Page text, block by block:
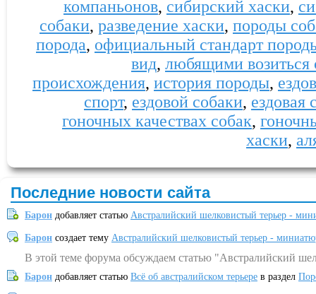
компаньонов, сибирский хаски,
собаки, разведение хаски, породы
порода, официальный стандарт
вид, любящими возиться
происхождения, история породы,
спорт, ездовой собаки, ездовая
гоночных качествах собак,
хаски,
Последние новости сайта
Барон добавляет статью Австралийский шелковистый терьер -
Барон создает тему Австралийский шелковистый терьер -
В этой теме форума обсуждаем статью "Австралийский
Барон добавляет статью Всё об австралийском терьере в раздел